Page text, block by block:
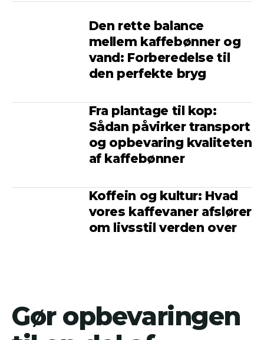
Den rette balance
mellem kaffebønner og
vand: Forberedelse til
den perfekte bryg
Fra plantage til kop:
Sådan påvirker transport
og opbevaring kvaliteten
af kaffebønner
Koffein og kultur: Hvad
vores kaffevaner afslører
om livsstil verden over
Gør opbevaringen